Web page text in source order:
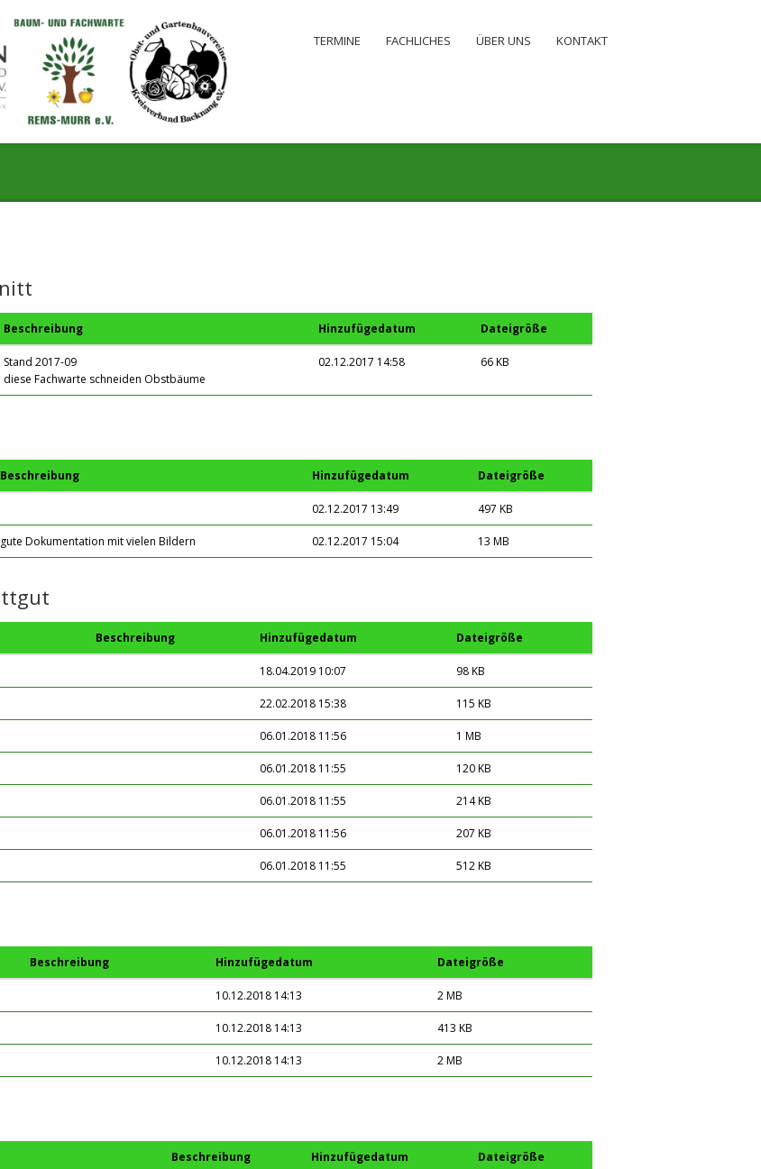
TERMINE FACHLICHES ÜBER UNS KONTAKT
Beschreibung Hinzufügedatum Dateigröße
Stand 2017-09
diese Fachwarte schneiden Obstbäume
02.12.2017 14:58 66 KB
Beschreibung Hinzufügedatum Dateigröße
02.12.2017 13:49 497 KB
gute Dokumentation mit vielen Bildern 02.12.2017 15:04 13 MB
Beschreibung Hinzufügedatum Dateigröße
18.04.2019 10:07 98 KB
22.02.2018 15:38 115 KB
06.01.2018 11:56 1 MB
06.01.2018 11:55 120 KB
06.01.2018 11:55 214 KB
06.01.2018 11:56 207 KB
06.01.2018 11:55 512 KB
Beschreibung Hinzufügedatum Dateigröße
10.12.2018 14:13 2 MB
10.12.2018 14:13 413 KB
10.12.2018 14:13 2 MB
Beschreibung Hinzufügedatum Dateigröße